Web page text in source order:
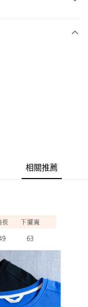
相關推薦